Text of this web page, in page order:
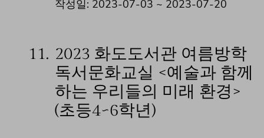
작성일: 2023-07-03 ~ 2023-07-20
11. 2023 화도도서관 여름방학
독서문화교실 <예술과 함께
하는 우리들의 미래 환경>
(초등4~6학년)